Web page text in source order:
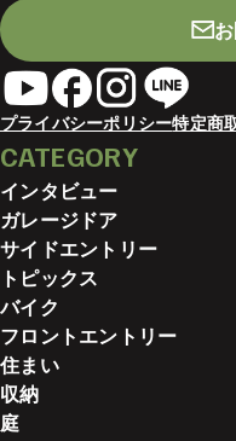
プライバシーポリシー特定商
CATEGORY
インタビュー
ガレージドア
サイドエントリー
トピックス
バイク
フロントエントリー
住まい
収納
庭